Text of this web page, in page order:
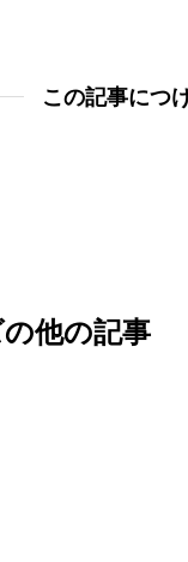
この記事につ
他の記事